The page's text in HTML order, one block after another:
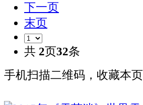
下一页
末页
共 2页32条
手机扫描二维码，收藏本页